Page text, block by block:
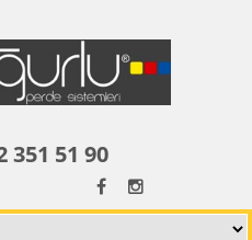
351 51 90